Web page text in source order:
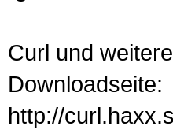
Curl und
Downloadseite:
http://